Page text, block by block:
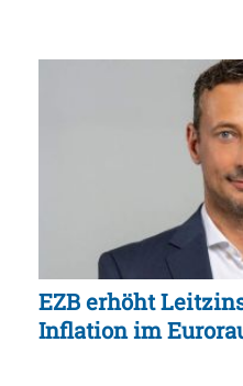
EZB erhöht
Inflation im